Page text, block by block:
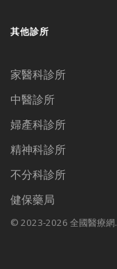
其他診所
家醫科診所
中醫診所
婦產科診所
精神科診所
不分科診所
健保藥局
© 2023-2026 全國醫療網.